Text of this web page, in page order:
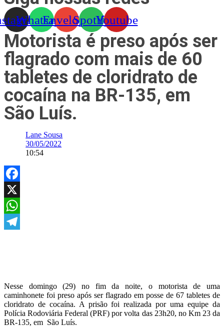
WhatsappEnvelopeSpotifyYoutube
Motorista é preso após ser
flagrado com mais de 60
tabletes de cloridrato de
cocaína na BR-135, em
São Luís.
Lane Sousa
30/05/2022
10:54
Facebook
X
WhatsApp
Nesse domingo (29) no fim da noite, o motorista de uma
caminhonete foi preso após ser flagrado em posse de 67 tabletes de
cloridrato de cocaína. A prisão foi realizada por uma equipe da
Polícia Rodoviária Federal (PRF) por volta das 23h20, no Km 23 da
BR-135, em São Luís.